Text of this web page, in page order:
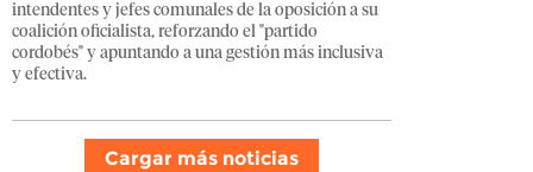
intendentes y jefes comunales de la oposición a su
coalición oficialista, reforzando el "partido
cordobés" y apuntando a una gestión más inclusiva
y efectiva.
Cargar más noticias